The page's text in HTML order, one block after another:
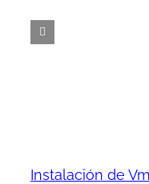
Instalación de